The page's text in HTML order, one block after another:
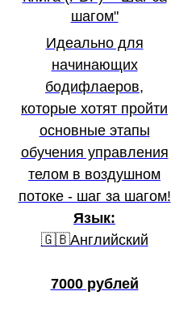
шагом"
Идеально для
начинающих
бодифлаеров,
которые хотят пройти
основные этапы
обучения управления
телом в воздушном
потоке - шаг за шагом!
Язык:
🇬🇧Английский
7000 рублей